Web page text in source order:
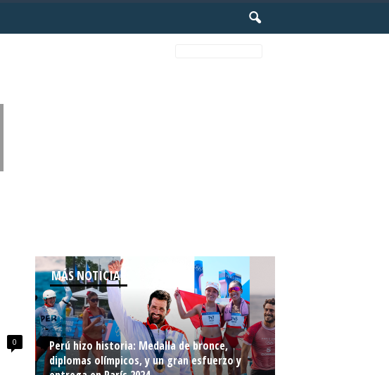
0
MÁS NOTICIAS
Perú hizo historia: Medalla de bronce,
diplomas olímpicos, y un gran esfuerzo y